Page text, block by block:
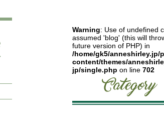
Warning: Use of undefined
assumed 'blog' (this will
future version of PHP) in
/home/gk5/anneshirley.jp/
content/themes/
jp/single.php on line 702